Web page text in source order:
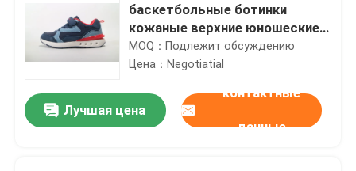
баскетбольные ботинки
кожаные верхние юношеские
беговые ботинки
MOQ：Подлежит обсуждению
Цена：Negotiatial
Лучшая цена
контактные
данные